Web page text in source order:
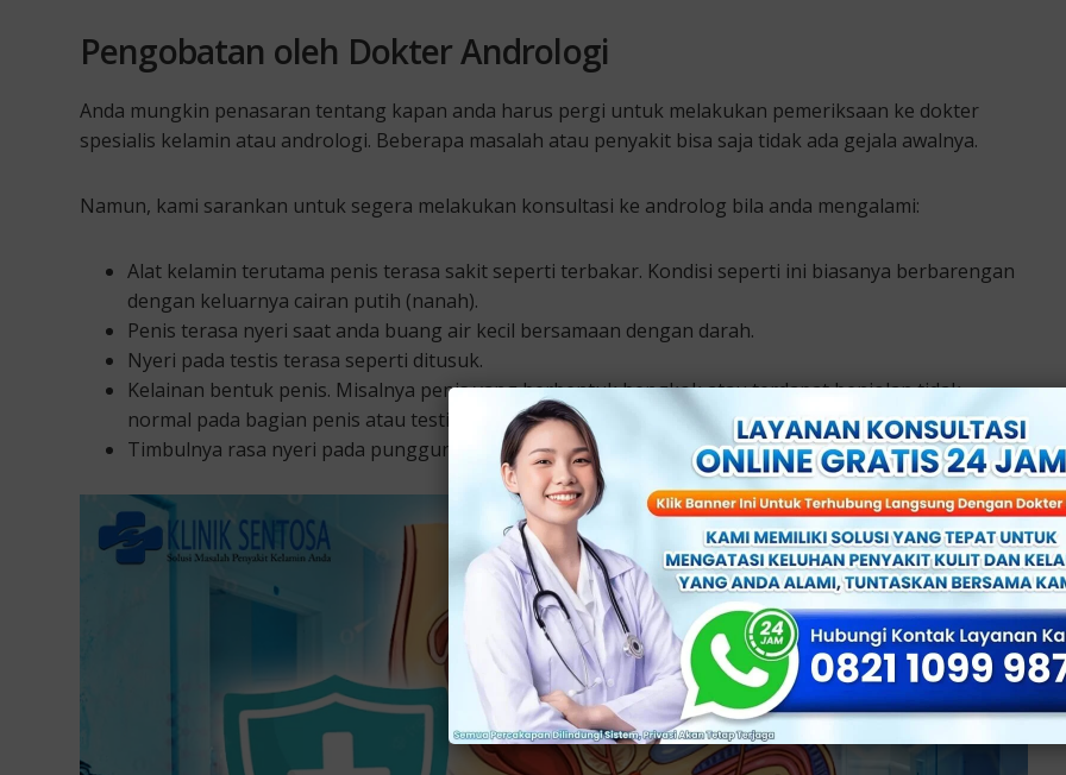
Pengobatan oleh Dokter Andrologi
Anda mungkin penasaran tentang kapan anda harus pergi untuk melakukan pemeriksaan ke dokter
spesialis kelamin atau andrologi. Beberapa masalah atau penyakit bisa saja tidak ada gejala awalnya.
Namun, kami sarankan untuk segera melakukan konsultasi ke androlog bila anda mengalami:
Alat kelamin terutama penis terasa sakit seperti terbakar. Kondisi seperti ini biasanya berbarengan
dengan keluarnya cairan putih (nanah).
Penis terasa nyeri saat anda buang air kecil bersamaan dengan darah.
Nyeri pada testis terasa seperti ditusuk.
Kelainan bentuk penis. Misalnya penis yang berbentuk bengkok atau terdapat benjolan tidak
normal pada bagian penis atau testis.
Timbulnya rasa nyeri pada punggung bagian bawah, panggul atau sekitar area kelamin.